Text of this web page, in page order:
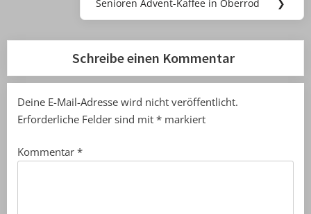
Next
Senioren Advent-Kaffee in Oberrod ❯
Schreibe einen Kommentar
Deine E-Mail-Adresse wird nicht veröffentlicht.
Erforderliche Felder sind mit * markiert
Kommentar *